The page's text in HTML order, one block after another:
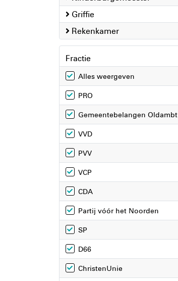
Griffie
Rekenkamer
Fractie
Alles weergeven
PRO
Gemeentebelangen Oldambt
VVD
PVV
VCP
CDA
Partij vóór het Noorden
SP
D66
ChristenUnie